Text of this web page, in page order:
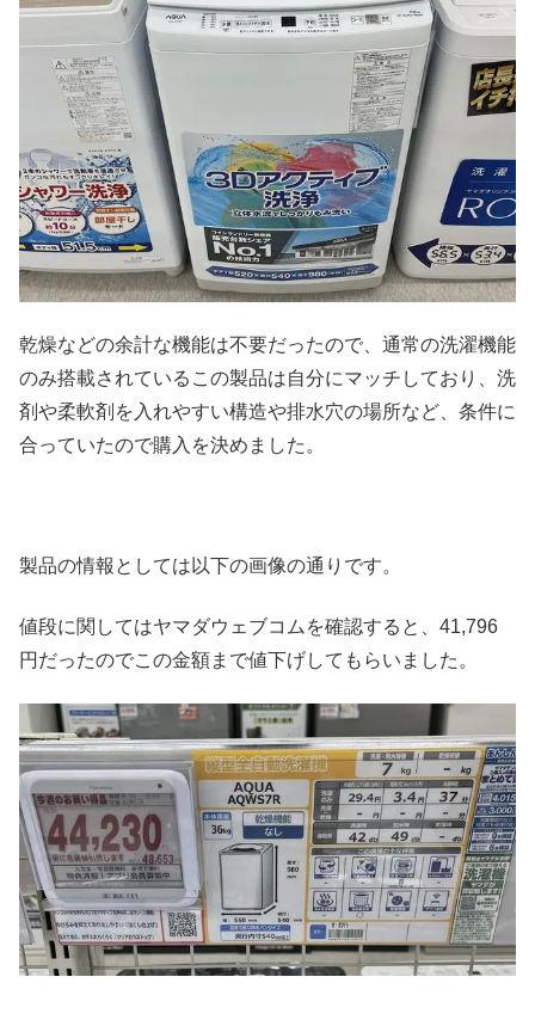
乾燥などの余計な機能は不要だったので、通常の洗濯機能
のみ搭載されているこの製品は自分にマッチしており、洗
剤や柔軟剤を入れやすい構造や排水穴の場所など、条件に
合っていたので購入を決めました。
製品の情報としては以下の画像の通りです。
値段に関してはヤマダウェブコムを確認すると、41,796
円だったのでこの金額まで値下げしてもらいました。